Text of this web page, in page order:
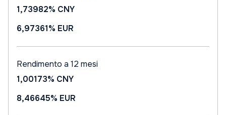
1,73982% CNY
6,97361% EUR
Rendimento a 12 mesi
1,00173% CNY
8,46645% EUR